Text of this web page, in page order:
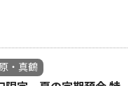
・真鶴